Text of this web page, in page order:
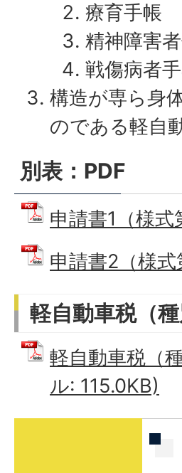
療育手帳
精神障害
戦傷病者
構造が専ら身
のである軽自
別表：PDF
申請書1（様
申請書2（様
軽自動車税（
軽自動車税（
ル: 115.0KB)